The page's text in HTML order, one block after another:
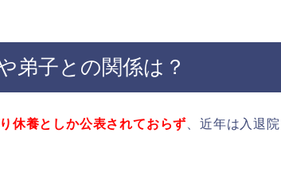
弟子との関係は？
休養としか公表されておらず 、近年は入退院